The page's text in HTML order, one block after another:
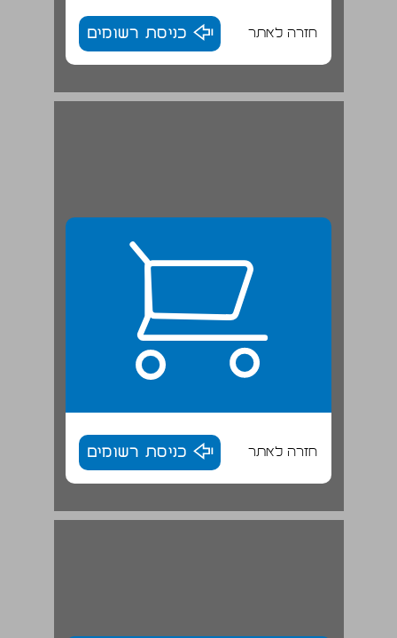
חזרה לאתר כניסת רשומים
חזרה לאתר כניסת רשומים